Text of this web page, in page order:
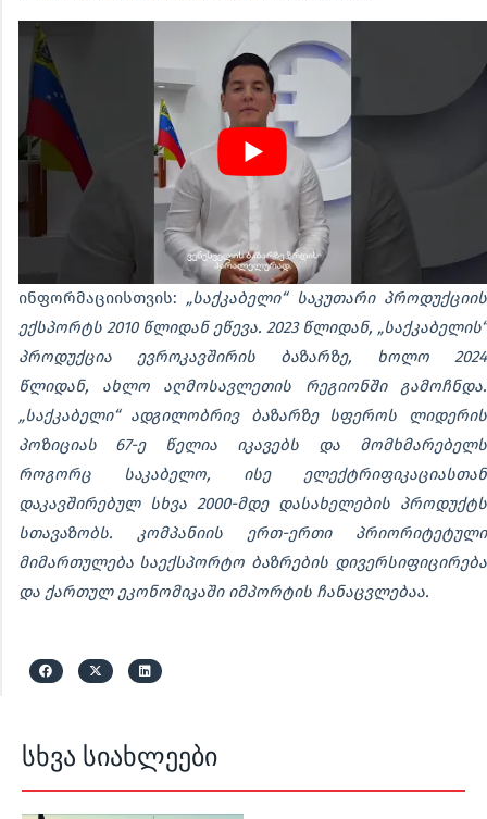
სხვა სიახლეები
ინფორმაციისთვის: „საქკაბელი“ საკუთარი პროდუქციის
ექსპორტს 2010 წლიდან ეწევა. 2023 წლიდან, „საქკაბელის“
პროდუქცია ევროკავშირის ბაზარზე, ხოლო 2024
წლიდან, ახლო აღმოსავლეთის რეგიონში გამოჩნდა.
„საქკაბელი“ ადგილობრივ ბაზარზე სფეროს ლიდერის
პოზიციას 67-ე წელია იკავებს და მომხმარებელს
როგორც საკაბელო, ისე ელექტრიფიკაციასთან
დაკავშირებულ სხვა 2000-მდე დასახელების პროდუქტს
სთავაზობს. კომპანიის ერთ-ერთი პრიორიტეტული
მიმართულება საექსპორტო ბაზრების დივერსიფიცირება
და ქართულ ეკონომიკაში იმპორტის ჩანაცვლებაა.